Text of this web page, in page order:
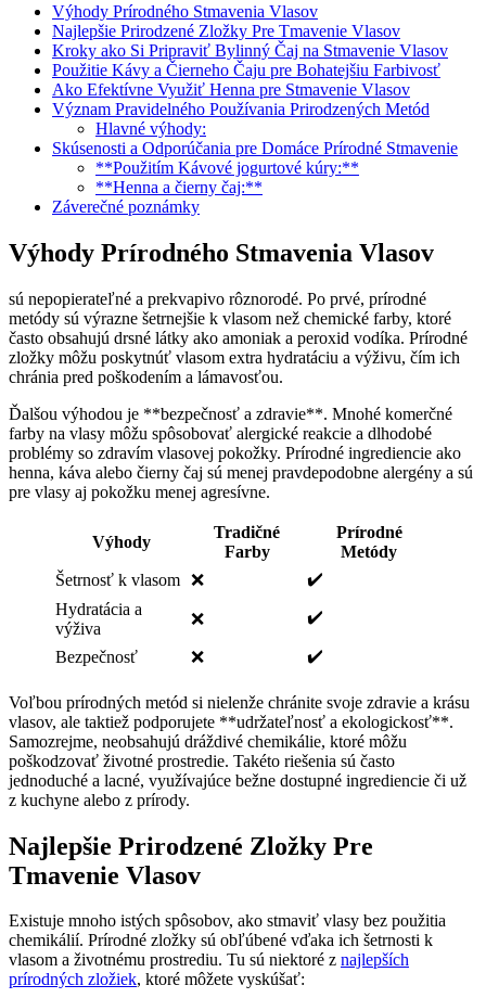
Výhody Prírodného‍ Stmavenia Vlasov
Najlepšie Prirodzené⁤ Zložky Pre Tmavenie Vlasov
Kroky ako⁣ Si ‌Pripraviť Bylinný Čaj na⁣ Stmavenie Vlasov
Použitie Kávy a Čierneho⁢ Čaju ⁢pre Bohatejšiu Farbivosť
Ako ‍Efektívne Využiť Henna pre ‌Stmavenie Vlasov
Význam Pravidelného ‌Používania ⁢Prirodzených Metód
Hlavné⁤ výhody:
Skúsenosti a Odporúčania pre Domáce Prírodné Stmavenie
**Použitím Kávové jogurtové kúry:**
**Henna a čierny čaj:**
Záverečné poznámky
Výhody Prírodného‍ Stmavenia Vlasov
‍sú⁤ nepopierateľné a prekvapivo ‍rôznorodé.‍ Po‍ prvé, prírodné
metódy sú výrazne šetrnejšie k vlasom ​než chemické farby, ktoré
často‍ obsahujú drsné‍ látky‍ ako ⁤amoniak ​a ‌peroxid vodíka. Prírodné
zložky‌ môžu poskytnúť vlasom ‍extra hydratáciu a výživu, čím ‌ich‍
chránia pred poškodením ‌a lámavosťou.
Ďalšou výhodou je **bezpečnosť a zdravie**. Mnohé ⁣komerčné⁢
farby na vlasy môžu spôsobovať alergické ⁣reakcie a‌ dlhodobé
problémy so zdravím vlasovej pokožky.​ Prírodné ingrediencie ako
henna, káva alebo čierny čaj sú menej‍ pravdepodobne alergény a sú
pre vlasy ‍aj⁢ pokožku menej agresívne.
Výhody
Tradičné
‍Farby
Prírodné
Metódy
Šetrnosť ‌k ‌vlasom ❌
✔️
Hydratácia a
výživa
❌ ✔️
Bezpečnosť ❌ ✔️
Voľbou⁢ prírodných metód ⁢si nielenže chránite svoje zdravie⁤ a krásu
vlasov, ale taktiež podporujete **udržateľnosť a ekologickosť**.
Samozrejme,‍ neobsahujú dráždivé chemikálie, ⁤ktoré môžu
poškodzovať‌ životné prostredie. Takéto riešenia sú často
jednoduché a lacné, ⁣využívajúce⁤ bežne dostupné ingrediencie​ či už
z kuchyne⁤ alebo ⁣z prírody.
Najlepšie Prirodzené⁤ Zložky Pre
Tmavenie Vlasov
Existuje mnoho istých spôsobov, ⁢ako ‌stmaviť vlasy bez použitia⁣
chemikálií. Prírodné ‍zložky sú obľúbené vďaka ich šetrnosti⁣ k
‌vlasom a životnému prostrediu. ​Tu ‍sú niektoré z najlepších
prírodných zložiek, ktoré môžete⁣ vyskúšať: